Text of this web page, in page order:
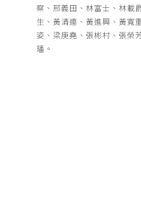
察、邢義田、林富士、林載
生、黃清連、黃進興、黃寬
姿、梁庚堯、張彬村、張榮
璠。